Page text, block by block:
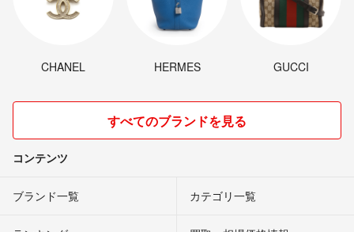
CHANEL HERMES GUCCI
すべてのブランドを見る
コンテンツ
ブランド一覧 カテゴリ一覧